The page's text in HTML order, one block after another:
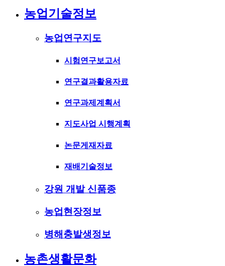
농업기술정보
농업연구지도
시험연구보고서
연구결과활용자료
연구과제계획서
지도사업 시행계획
논문게재자료
재배기술정보
강원 개발 신품종
농업현장정보
병해충발생정보
농촌생활문화